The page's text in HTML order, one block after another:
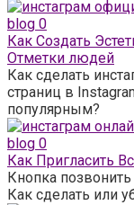
blog 0
Как Создать
Отметки людей
Как сделать
страниц в
популярным?
blog 0
Как Пригласить
Кнопка
Как сделать или